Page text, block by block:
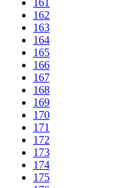
162
163
164
165
166
167
168
169
170
171
172
173
174
175